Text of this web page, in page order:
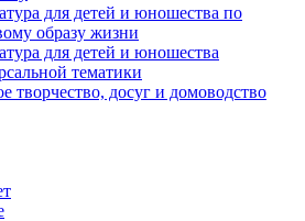
для детей и юношества по
образу жизни
для детей и юношества
тематики
творчество, досуг и домоводство